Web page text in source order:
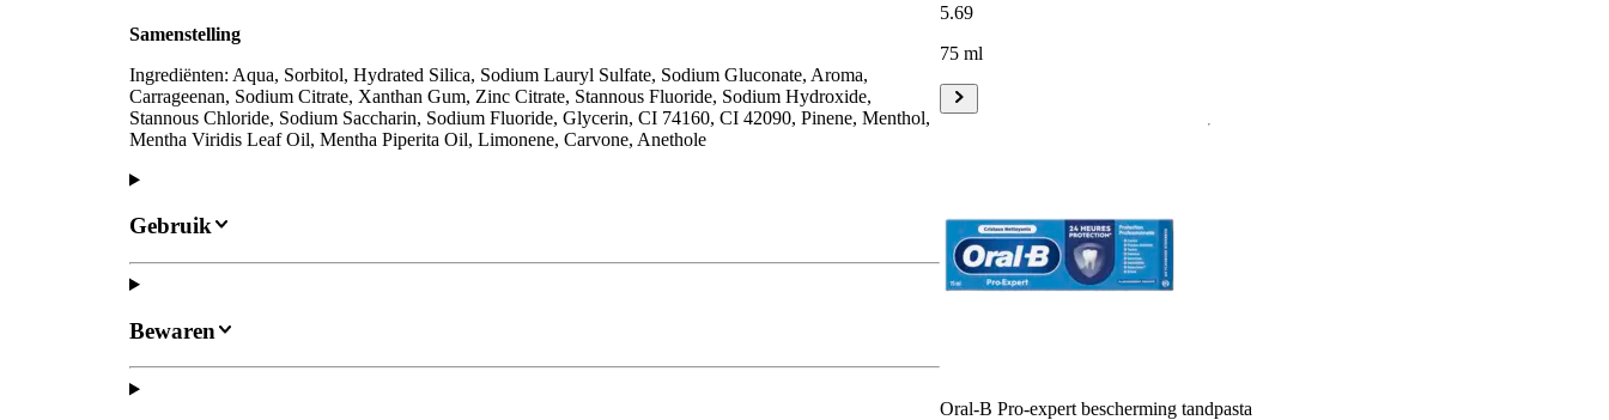
Samenstelling
Ingrediënten: Aqua, Sorbitol, Hydrated Silica, Sodium Lauryl Sulfate, Sodium Gluconate, Aroma,
Carrageenan, Sodium Citrate, Xanthan Gum, Zinc Citrate, Stannous Fluoride, Sodium Hydroxide,
Stannous Chloride, Sodium Saccharin, Sodium Fluoride, Glycerin, CI 74160, CI 42090, Pinene, Menthol,
Mentha Viridis Leaf Oil, Mentha Piperita Oil, Limonene, Carvone, Anethole
Gebruik
Bewaren
5.69
75 ml
Oral-B Pro-expert bescherming tandpasta